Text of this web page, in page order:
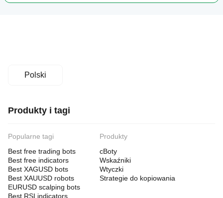
Polski
Produkty i tagi
Popularne tagi
Best free trading bots
Best free indicators
Best XAGUSD bots
Best XAUUSD robots
EURUSD scalping bots
Best RSI indicators
Produkty
cBoty
Wskaźniki
Wtyczki
Strategie do kopiowania